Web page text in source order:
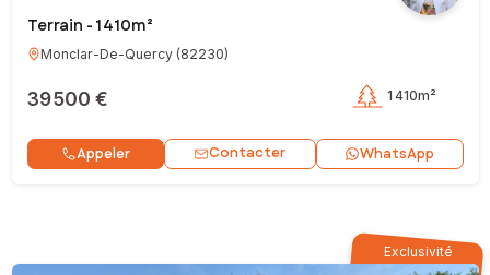
Terrain - 1 410m²
Monclar-De-Quercy(82230)
39 500 € 1 410m²
Appeler Contacter WhatsApp
Exclusivité